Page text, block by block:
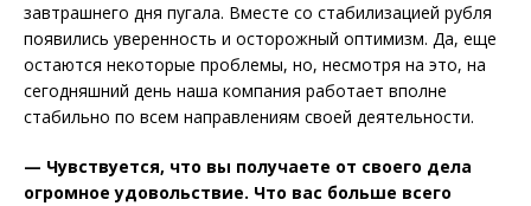
завтрашнего дня пугала. Вместе со стабилизацией рубля
появились уверенность и осторожный оптимизм. Да, еще
остаются некоторые проблемы, но, несмотря на это, на
сегодняшний день наша компания работает вполне
стабильно по всем направлениям своей деятельности.
— Чувствуется, что вы получаете от своего дела
огромное удовольствие. Что вас больше всего